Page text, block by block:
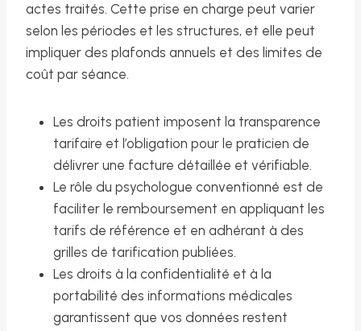
actes traités. Cette prise en charge peut varier
selon les périodes et les structures, et elle peut
impliquer des plafonds annuels et des limites de
coût par séance.
Les droits patient imposent la transparence
tarifaire et l’obligation pour le praticien de
délivrer une facture détaillée et vérifiable.
Le rôle du psychologue conventionné est de
faciliter le remboursement en appliquant les
tarifs de référence et en adhérant à des
grilles de tarification publiées.
Les droits à la confidentialité et à la
portabilité des informations médicales
garantissent que vos données restent